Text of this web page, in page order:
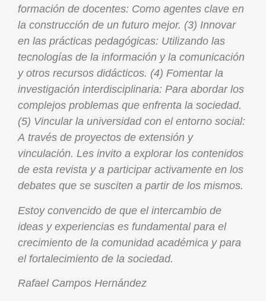
formación de docentes: Como agentes clave en
la construcción de un futuro mejor. (3) Innovar
en las prácticas pedagógicas: Utilizando las
tecnologías de la información y la comunicación
y otros recursos didácticos. (4) Fomentar la
investigación interdisciplinaria: Para abordar los
complejos problemas que enfrenta la sociedad.
(5) Vincular la universidad con el entorno social:
A través de proyectos de extensión y
vinculación. Les invito a explorar los contenidos
de esta revista y a participar activamente en los
debates que se susciten a partir de los mismos.
Estoy convencido de que el intercambio de
ideas y experiencias es fundamental para el
crecimiento de la comunidad académica y para
el fortalecimiento de la sociedad.
Rafael Campos Hernández